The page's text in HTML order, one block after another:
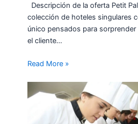
Descripción de la oferta Petit
colección de hoteles singulares
único pensados para
el cliente…
Read More »